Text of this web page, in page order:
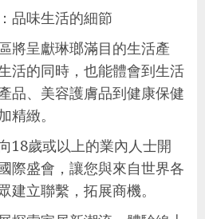
品味生活的細節
將呈獻琳瑯滿目的生活產
活的同時，也能體會到生活
品、美容護膚品到健康保健
精緻。
18歲或以上的業內人士開
際盛會，讓您與來自世界各
建立聯繫，拓展商機。